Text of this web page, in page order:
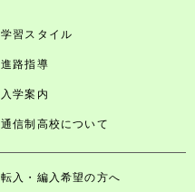
学習スタイル
進路指導
入学案内
通信制高校について
転入・編入希望の方へ